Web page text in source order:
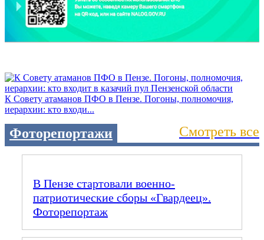
К Совету атаманов ПФО в Пензе. Погоны, полномочия,
иерархии: кто входи...
Фоторепортажи Смотреть все
В Пензе стартовали военно-
патриотические сборы «Гвардеец».
Фоторепортаж